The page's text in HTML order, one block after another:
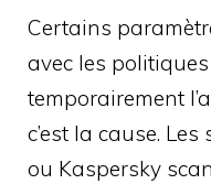
Certains
avec les
temporairement
c’est la cause.
ou Kaspersky